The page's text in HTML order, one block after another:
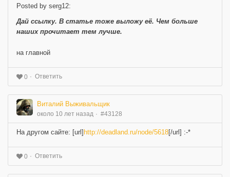
Posted by serg12:
Дай ссылку. В статье тоже выложу её. Чем больше
наших прочитает тем лучше.
на главной
0 Ответить
Виталий Выживальщик
около 10 лет назад #43128
На другом сайте: [url] http://deadland.ru/node/5618[/url] :-*
0 Ответить